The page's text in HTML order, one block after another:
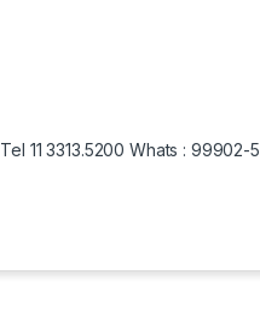
Tel 11 3313.5200 Whats : 99902-